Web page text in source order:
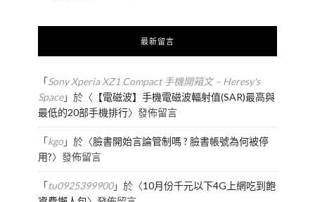
最新留言
「Sony Xperia XZ1 Compact 手機開箱文 – Heresy's
Space」於〈 【電磁波】手機電磁波輻射值(SAR)最高與
最低的20部手機排行〉發佈留言
「kgo」於〈臉書開始言論管制嗎 ? 臉書帳號為何被停
用?〉發佈留言
「tu0925399900」於〈10月份千元以下4G上網吃到飽